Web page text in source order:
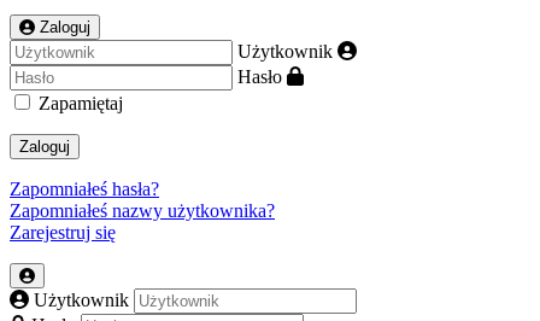
Zaloguj
Użytkownik
Hasło
Zapamiętaj
Zaloguj
Zapomniałeś hasła?
Zapomniałeś nazwy użytkownika?
Zarejestruj się
Użytkownik